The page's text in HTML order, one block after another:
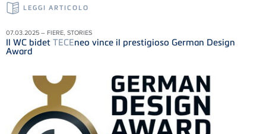
LEGGI ARTICOLO
07.03.2025 – FIERE, STORIES
Il WC bidet TECEneo vince il prestigioso German Design
Award